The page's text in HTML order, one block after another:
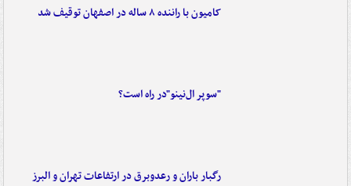
کامیون با راننده ۸ ساله در اصفهان توقیف شد
"سوپر ال‌نینو"در راه است؟
رگبار باران و رعدوبرق در ارتفاعات تهران و البرز